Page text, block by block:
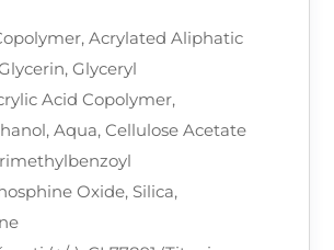
Acrylated Aliphatic
Glyceryl
Acid Copolymer,
Aqua, Cellulose Acetate
Oxide, Silica,